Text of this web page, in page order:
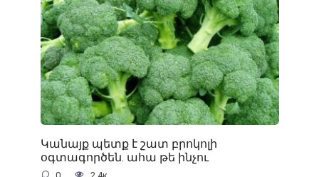
Կանայք պետք է շատ բրոկոլի
օգտագործեն. ահա թե ինչու